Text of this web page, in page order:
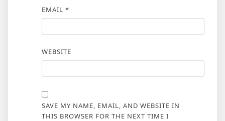
EMAIL *
WEBSITE
SAVE MY NAME, EMAIL, AND WEBSITE IN
THIS BROWSER FOR THE NEXT TIME I